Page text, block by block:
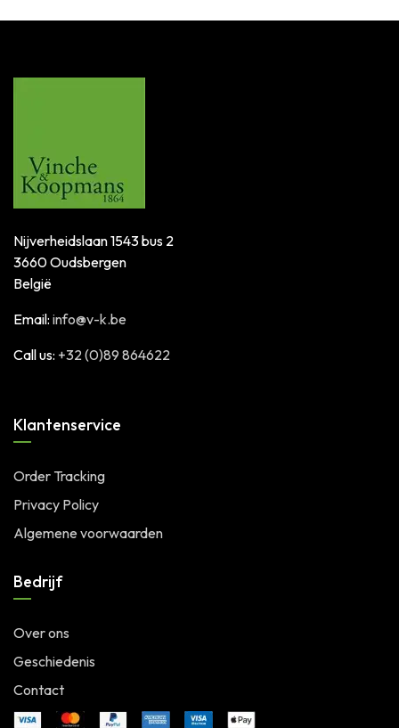
Nijverheidslaan 1543 bus 2
3660 Oudsbergen
België
Email: info@v-k.be
Call us: +32 (0)89 864622
Klantenservice
Order Tracking
Privacy Policy
Algemene voorwaarden
Bedrijf
Over ons
Geschiedenis
Contact